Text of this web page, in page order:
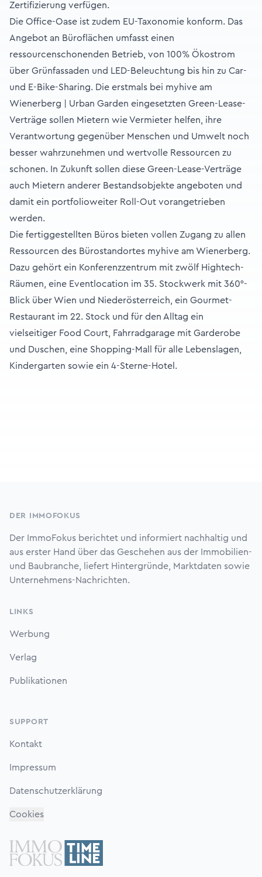
Zertifizierung verfügen.
Die Office-Oase ist zudem EU-Taxonomie konform. Das
Angebot an Büroflächen umfasst einen
ressourcenschonenden Betrieb, von 100% Ökostrom
über Grünfassaden und LED-Beleuchtung bis hin zu Car-
und E-Bike-Sharing. Die erstmals bei myhive am
Wienerberg | Urban Garden eingesetzten Green-Lease-
Verträge sollen Mietern wie Vermieter helfen, ihre
Verantwortung gegenüber Menschen und Umwelt noch
besser wahrzunehmen und wertvolle Ressourcen zu
schonen. In Zukunft sollen diese Green-Lease-Verträge
auch Mietern anderer Bestandsobjekte angeboten und
damit ein portfolioweiter Roll-Out vorangetrieben
werden.
Die fertiggestellten Büros bieten vollen Zugang zu allen
Ressourcen des Bürostandortes myhive am Wienerberg.
Dazu gehört ein Konferenzzentrum mit zwölf Hightech-
Räumen, eine Eventlocation im 35. Stockwerk mit 360°-
Blick über Wien und Niederösterreich, ein Gourmet-
Restaurant im 22. Stock und für den Alltag ein
vielseitiger Food Court, Fahrradgarage mit Garderobe
und Duschen, eine Shopping-Mall für alle Lebenslagen,
Kindergarten sowie ein 4-Sterne-Hotel.
DER IMMOFOKUS
Der ImmoFokus berichtet und informiert nachhaltig und
aus erster Hand über das Geschehen aus der Immobilien-
und Baubranche, liefert Hintergründe, Marktdaten sowie
Unternehmens-Nachrichten.
LINKS
Werbung
Verlag
Publikationen
SUPPORT
Kontakt
Impressum
Datenschutzerklärung
Cookies